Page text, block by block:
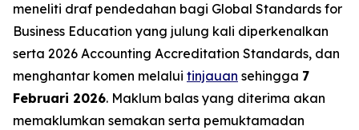
meneliti draf pendedahan bagi Global Standards for
Business Education yang julung kali diperkenalkan
serta 2026 Accounting Accreditation Standards, dan
menghantar komen melalui tinjauan sehingga 7
Februari 2026. Maklum balas yang diterima akan
memaklumkan semakan serta pemuktamadan